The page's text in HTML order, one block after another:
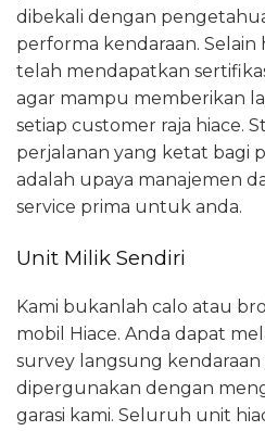
dibekali dengan
performa kendaraan.
telah mendapatkan
agar mampu memberikan
setiap customer raja hiace.
perjalanan yang ketat bagi
adalah upaya manajemen
service prima untuk anda.
Unit Milik Sendiri
Kami bukanlah calo atau
mobil Hiace. Anda dapat
survey langsung kendaraan
dipergunakan dengan
garasi kami. Seluruh unit